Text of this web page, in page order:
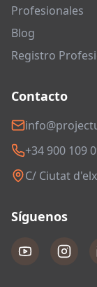
Profesionales
Blog
Registro
Contacto
+34 900 109
C/ Ciutat
Síguenos